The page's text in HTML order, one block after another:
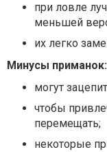
при ловле
меньшей
их легко
Минусы приманок:
могут
чтобы
перемещать;
некоторые